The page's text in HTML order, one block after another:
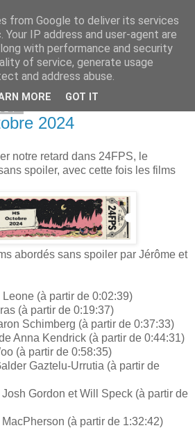
2024
notre retard dans 24FPS, le
spoiler, avec cette fois les films
abordés sans spoiler par Jérôme et
(à partir de 0:02:39)
(à partir de 0:19:37)
Schimberg (à partir de 0:37:33)
Anna Kendrick (à partir de 0:44:31)
(à partir de 0:58:35)
Gaztelu-Urrutia (à partir de
Josh Gordon et Will Speck (à partir de
(à partir de 1:32:42)
from Google to deliver its services
IP address and user-agent are
with performance and security
of service, generate usage
and address abuse.
MORE GOT IT